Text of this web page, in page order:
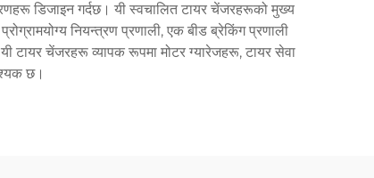
डिजाइन गर्दछ। यी स्वचालित टायर चेंजरहरूको मुख्य
नियन्त्रण प्रणाली, एक बीड ब्रेकिंग प्रणाली
टायर चेंजरहरू व्यापक रूपमा मोटर ग्यारेजहरू, टायर सेवा
छ।